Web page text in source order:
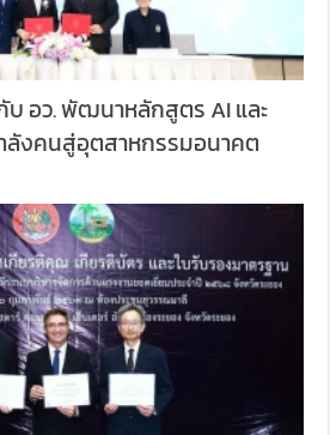
บ อว. พัฒนาหลักสูตร AI และ
งคนสู่อุตสาหกรรมอนาคต